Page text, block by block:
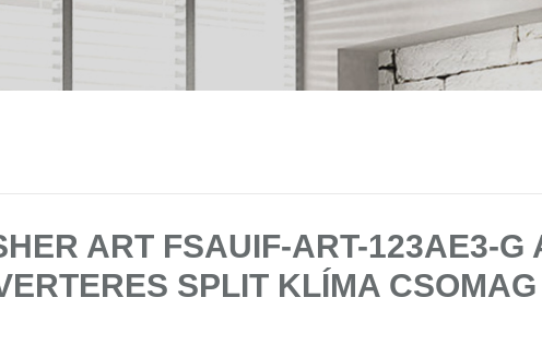
ART FSAUIF-ART-123AE3-G
SPLIT KLÍMA